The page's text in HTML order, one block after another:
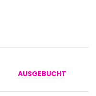
AUSGEBUCHT